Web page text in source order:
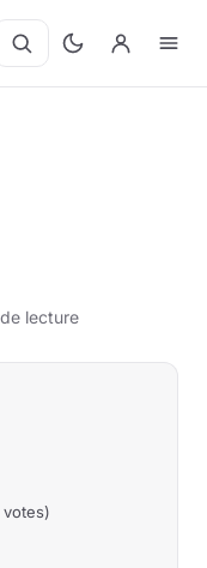
lecture
votes)